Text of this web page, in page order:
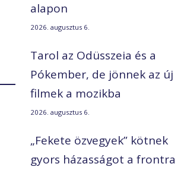
alapon
2026. augusztus 6.
Tarol az Odüsszeia és a
Pókember, de jönnek az új
filmek a mozikba
2026. augusztus 6.
„Fekete özvegyek” kötnek
gyors házasságot a frontra